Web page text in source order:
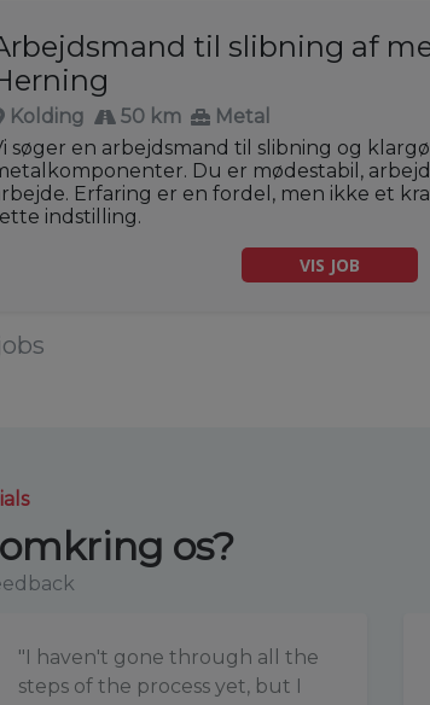
til slibning af
Kolding 50 km
Metal
søger en arbejdsmand til slibning og
Du er mødestabil,
Erfaring er en fordel, men ikke et
indstilling.
VIS JOB
os?
"I haven't gone through all the
steps of the process yet, but I